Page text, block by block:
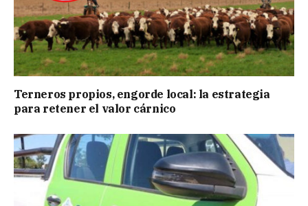
Terneros propios, engorde local: la estrategia
para retener el valor cárnico